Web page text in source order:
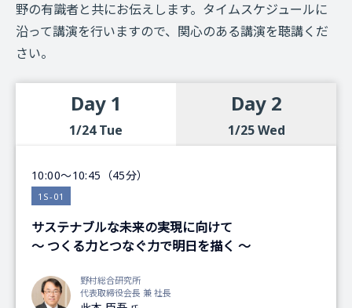
野の有識者と共にお伝えします。タイムスケジュールに
沿って講演を行いますので、関心のある講演を聴講くだ
さい。
Day 1
1/24 Tue
Day 2
1/25 Wed
10:00～10:45（45分）
1S-01
サステナブルな未来の実現に向けて
～ つくる力とつなぐ力で明日を描く ～
野村総合研究所
代表取締役会長 兼 社長